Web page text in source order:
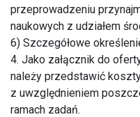
przeprowadzeniu
naukowych z udziałem
6) Szczegółowe
4. Jako załącznik do
należy przedstawić
z uwzględnieniem
ramach zadań.